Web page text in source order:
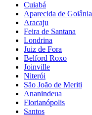
Cuiabá
Aparecida de Goiânia
Aracaju
Feira de Santana
Londrina
Juiz de Fora
Belford Roxo
Joinville
Niterói
São João de Meriti
Ananindeua
Florianópolis
Santos